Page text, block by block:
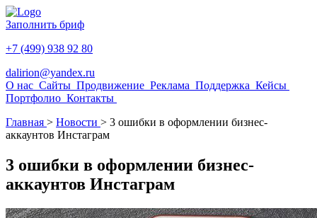
Заполнить бриф
+7 (499) 938 92 80
dalirion@yandex.ru
О нас Сайты Продвижение Реклама Поддержка Кейсы
Портфолио Контакты
Главная > Новости > 3 ошибки в оформлении бизнес-
аккаунтов Инстаграм
3 ошибки в оформлении бизнес-
аккаунтов Инстаграм